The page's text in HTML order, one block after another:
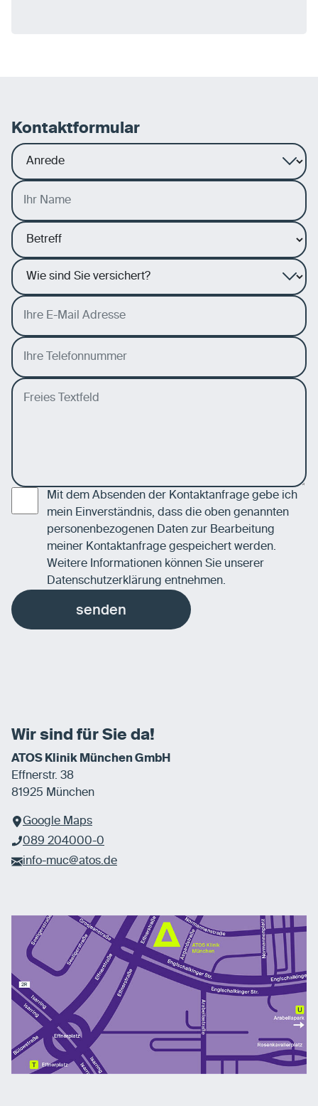
Kontaktformular
Mit dem Absenden der Kontaktanfrage gebe ich
mein Einverständnis, dass die oben genannten
personenbezogenen Daten zur Bearbeitung
meiner Kontaktanfrage gespeichert werden.
Weitere Informationen können Sie unserer
Datenschutzerklärung entnehmen.
senden
Wir sind für Sie da!
ATOS Klinik München GmbH
Effnerstr. 38
81925 München
Google Maps
089 204000-0
info-muc@atos.de